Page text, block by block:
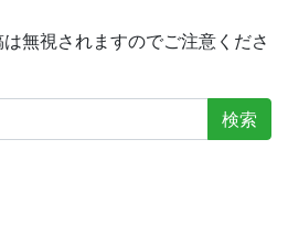
無視されますのでご注意くださ